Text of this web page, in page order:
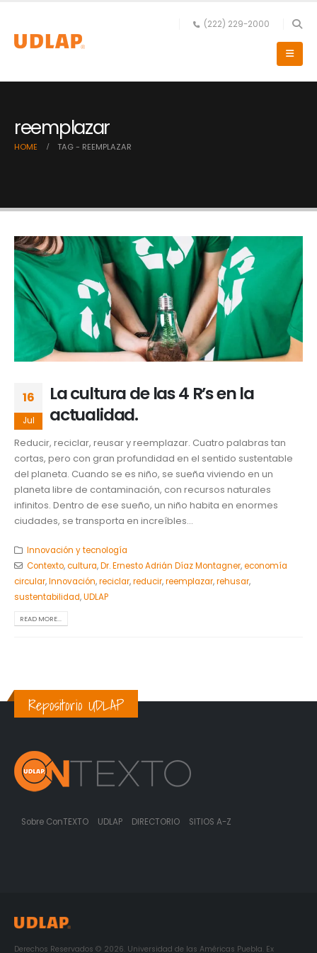
(222) 229-2000
reemplazar
HOME TAG - REEMPLAZAR
16
Jul
La cultura de las 4 R’s en la
actualidad.
Reducir, reciclar, reusar y reemplazar. Cuatro palabras tan
cortas, pero con gran profundidad en el sentido sustentable
del planeta. Cuando se es niño, se sueña viviendo en un
planeta libre de contaminación, con recursos naturales
infinitos. Dentro de ese sueño, un niño habita en enormes
ciudades, se transporta en increíbles...
Innovación y tecnología
Contexto,cultura,Dr. Ernesto Adrián Díaz Montagner,economía
circular,Innovación,reciclar,reducir,reemplazar,rehusar,
sustentabilidad,UDLAP
READ MORE...
Repositorio UDLAP
Sobre ConTEXTO UDLAP DIRECTORIO SITIOS A-Z
Derechos Reservados © 2026. Universidad de las Américas Puebla. Ex